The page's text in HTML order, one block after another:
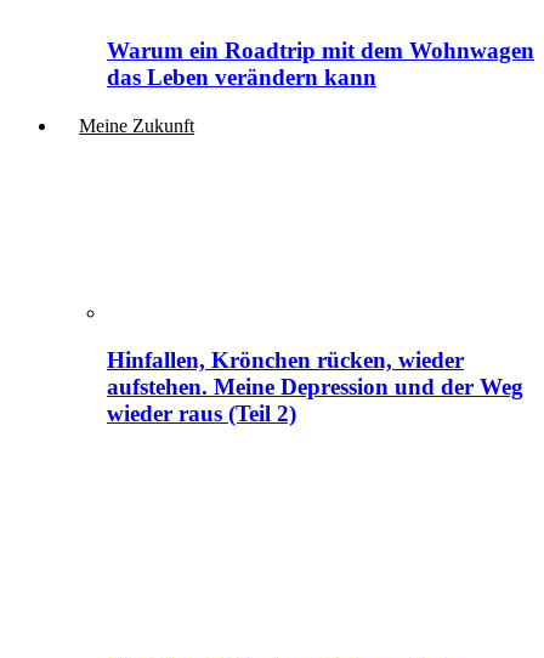
Warum ein Roadtrip mit dem Wohnwagen
das Leben verändern kann
Meine Zukunft
Hinfallen, Krönchen rücken, wieder
aufstehen. Meine Depression und der Weg
wieder raus (Teil 2)